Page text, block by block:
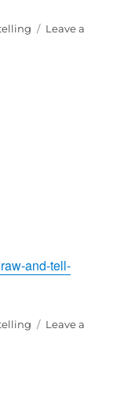
Leave a
and-tell-
Leave a